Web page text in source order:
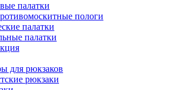
палатки
пологи
палатки
палатки
для рюкзаков
рюкзаки